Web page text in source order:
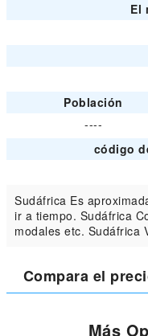
El
Población
----
código
Sudáfrica Es
ir a tiempo. Sudáfrica
modales etc. Sudáfrica
Compara el
Más